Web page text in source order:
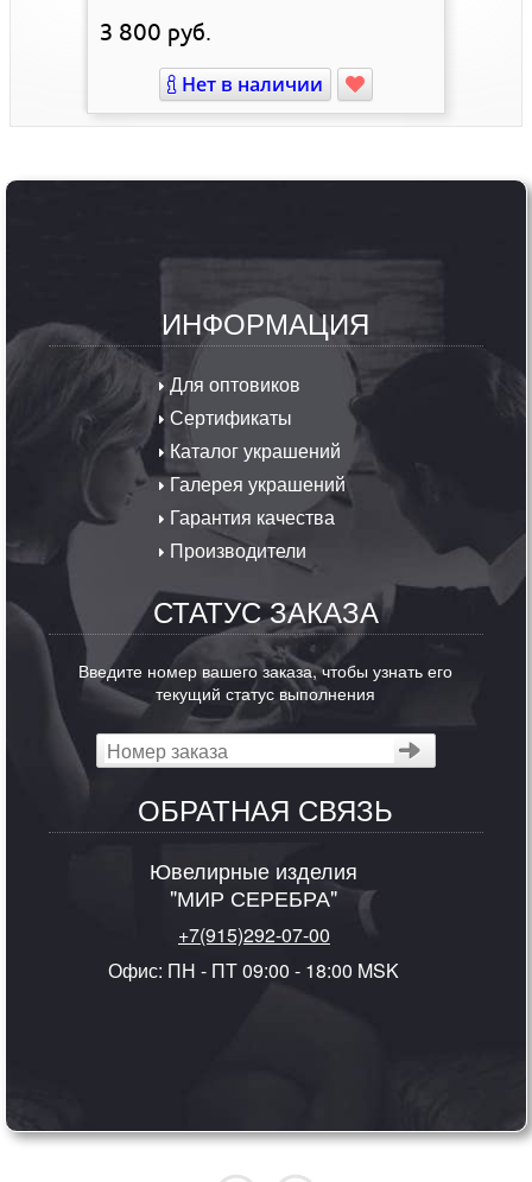
3 800 руб.
Нет в наличии
ИНФОРМАЦИЯ
Для оптовиков
Сертификаты
Каталог украшений
Галерея украшений
Гарантия качества
Производители
СТАТУС ЗАКАЗА
Введите номер вашего заказа, чтобы узнать его
текущий статус выполнения
ОБРАТНАЯ СВЯЗЬ
Ювелирные изделия
"МИР СЕРЕБРА"
+7(915)292-07-00
Офис: ПН - ПТ 09:00 - 18:00 MSK